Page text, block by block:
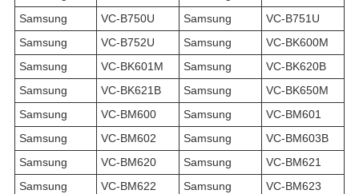
Samsung
VC-B750U Samsung
VC-B751U
Samsung
VC-B752U Samsung
VC-BK600M
Samsung
VC-BK601M Samsung
VC-BK620B
Samsung
VC-BK621B Samsung
VC-BK650M
Samsung
VC-BM600 Samsung
VC-BM601
Samsung
VC-BM602 Samsung
VC-BM603B
Samsung
VC-BM620 Samsung
VC-BM621
Samsung
VC-BM622 Samsung
VC-BM623